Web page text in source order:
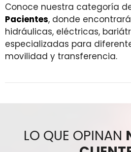
Conoce nuestra categoría
Pacientes, donde
hidráulicas, eléctricas,
especializadas para
movilidad y transferencia.
LO QUE OPINAN